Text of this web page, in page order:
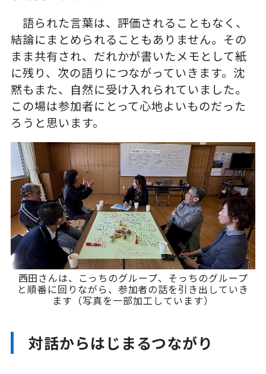
語られた言葉は、評価されることもなく、
結論にまとめられることもありません。その
まま共有され、だれかが書いたメモとして紙
に残り、次の語りにつながっていきます。沈
黙もまた、自然に受け入れられていました。
この場は参加者にとって心地よいものだった
ろうと思います。
西田さんは、こっちのグループ、そっちのグループ
と順番に回りながら、参加者の話を引き出していき
ます（写真を一部加工しています）
対話からはじまるつながり